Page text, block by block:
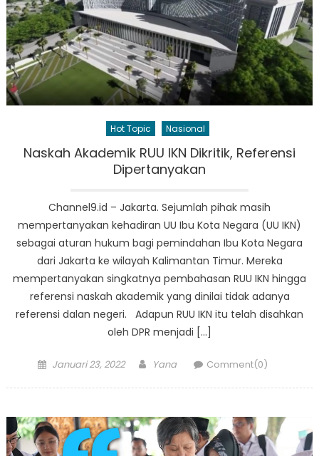
Hot Topic Nasional
Naskah Akademik RUU IKN Dikritik, Referensi
Dipertanyakan
Channel9.id – Jakarta. Sejumlah pihak masih
mempertanyakan kehadiran UU Ibu Kota Negara (UU IKN)
sebagai aturan hukum bagi pemindahan Ibu Kota Negara
dari Jakarta ke wilayah Kalimantan Timur. Mereka
mempertanyakan singkatnya pembahasan RUU IKN hingga
referensi naskah akademik yang dinilai tidak adanya
referensi dalan negeri. Adapun RUU IKN itu telah disahkan
oleh DPR menjadi […]
Posted
Januari 23, 2022 Author
Yana Comment(0)